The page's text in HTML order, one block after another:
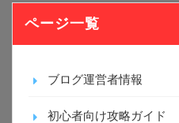
ページ一覧
ブログ運営者情報
初心者向け攻略ガイド